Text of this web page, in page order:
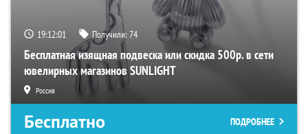
19:12:01 Получили:74
Бесплатная изящная подвеска или скидка 500р. в сети
ювелирных магазинов SUNLIGHT
Россия
Бесплатно ПОДРОБНЕЕ